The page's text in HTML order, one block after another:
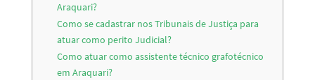
Araquari?
Como se cadastrar nos Tribunais de Justiça para
atuar como perito Judicial?
Como atuar como assistente técnico grafotécnico
em Araquari?